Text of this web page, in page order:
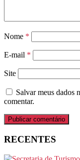
Nome *
E-mail *
Site
Salvar meus dados
comentar.
RECENTES